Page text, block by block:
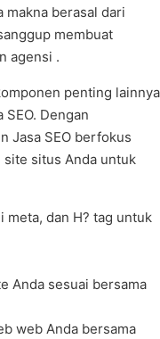
makna berasal dari
membuat
agensi .
penting lainnya
Dengan
Jasa SEO berfokus
situs Anda untuk
dan H? tag untuk
Anda sesuai bersama
web Anda bersama